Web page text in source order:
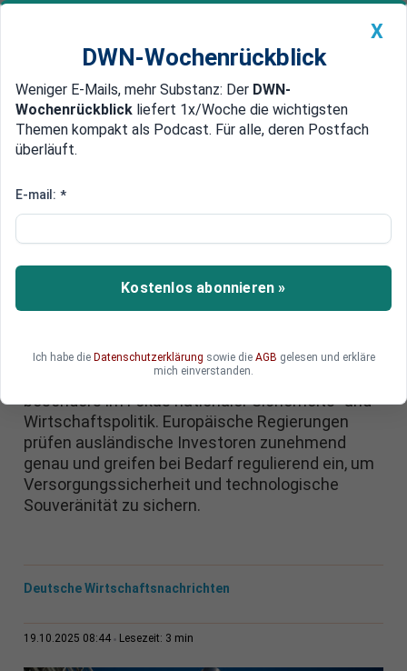
Newsticker MEIN DWN: Geldanlage Premium
Edelmetalle DWN-Magazin China
EU-Halbleitermarkt im Blick:
Nexperia-Fall im Fokus
Die Kontrolle über strategisch wichtige
Unternehmen in Europa gewinnt angesichts der
Bedeutung. Der Halbleitersektor, zentral für
Automobil- und Elektronikindustrien, steht
besonders im Fokus nationaler Sicherheits- und
Wirtschaftspolitik. Europäische Regierungen
prüfen ausländische Investoren zunehmend
genau und greifen bei Bedarf regulierend ein, um
Versorgungssicherheit und technologische
Souveränität zu sichern.
Deutsche Wirtschaftsnachrichten
19.10.2025 08:44 Lesezeit: 3 min
X
DWN-Wochenrückblick
Weniger E-Mails, mehr Substanz: Der DWN-
Wochenrückblick liefert 1x/Woche die wichtigsten
Themen kompakt als Podcast. Für alle, deren Postfach
überläuft.
E-mail: *
Kostenlos abonnieren »
Ich habe die Datenschutzerklärung sowie die AGB gelesen und erkläre
mich einverstanden.